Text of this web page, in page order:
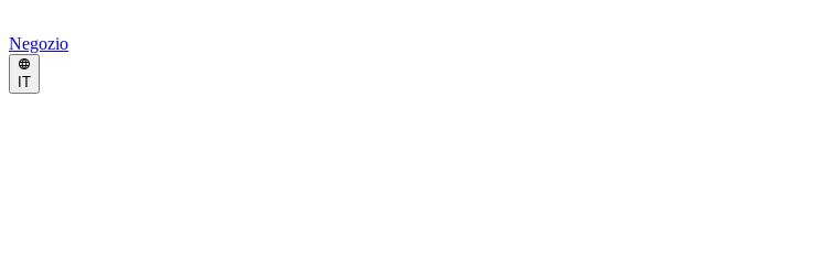
Negozio
IT